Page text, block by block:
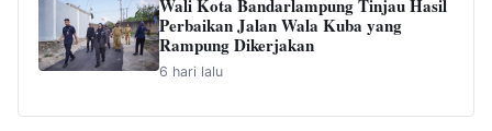
Wali Kota Bandarlampung Tinjau Hasil
Perbaikan Jalan Wala Kuba yang
Rampung Dikerjakan
6 hari lalu